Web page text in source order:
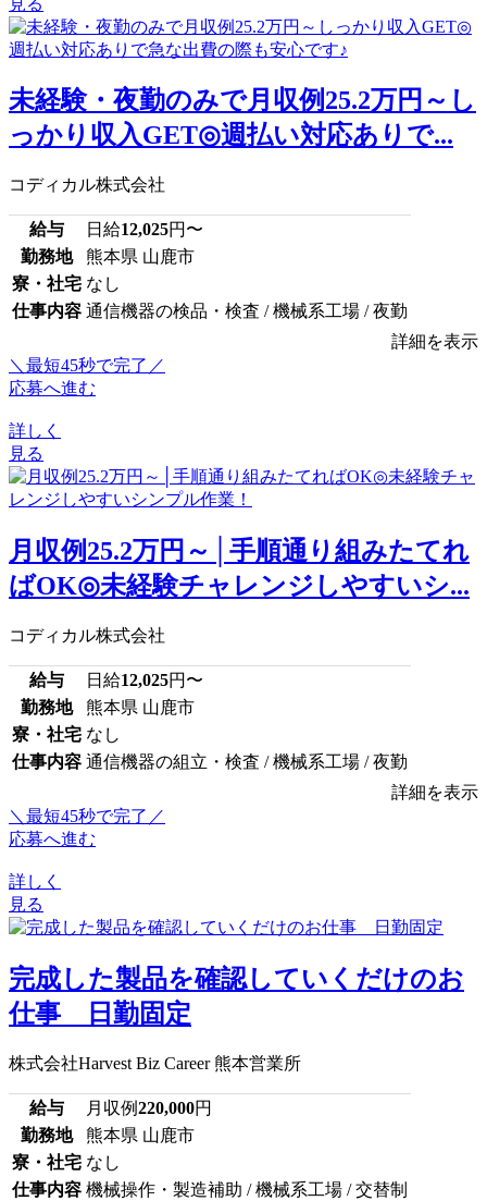
未経験・夜勤のみで月収例25.2万円～し
っかり収入GET◎週払い対応ありで...
コディカル株式会社
給与 日給12,025円〜
勤務地
熊本県 山鹿市
寮・社宅 なし
仕事内容 通信機器の検品・検査 / 機械系工場 / 夜勤
詳細を表示
＼最短45秒で完了／
応募へ進む
詳しく
見る
月収例25.2万円～│手順通り組みたてれ
ばOK◎未経験チャレンジしやすいシ...
コディカル株式会社
給与 日給12,025円〜
勤務地
熊本県 山鹿市
寮・社宅 なし
仕事内容 通信機器の組立・検査 / 機械系工場 / 夜勤
詳細を表示
＼最短45秒で完了／
応募へ進む
詳しく
見る
完成した製品を確認していくだけのお
仕事 日勤固定
株式会社Harvest Biz Career 熊本営業所
給与 月収例220,000円
勤務地
熊本県 山鹿市
寮・社宅 なし
仕事内容 機械操作・製造補助 / 機械系工場 / 交替制